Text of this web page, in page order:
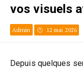
vos visuels
Admin 12 mai 2026
Depuis quelques